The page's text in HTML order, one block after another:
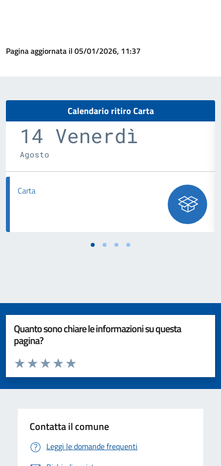
Pagina aggiornata il 05/01/2026, 11:37
Calendario ritiro Carta
14 Venerdì
Agosto
Carta
Quanto sono chiare le informazioni su questa
pagina?
Valuta da 1 a 5 stelle la pagina
Valuta 5 stelle su 5
Valuta 4 stelle su 5
Valuta 3 stelle su 5
Valuta 2 stelle su 5
Valuta 1 stelle su 5
Contatta il comune
Leggi le domande frequenti